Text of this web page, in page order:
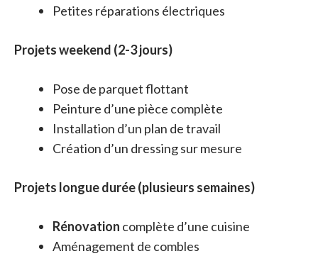
Petites réparations électriques
Projets weekend (2-3 jours)
Pose de parquet flottant
Peinture d’une pièce complète
Installation d’un plan de travail
Création d’un dressing sur mesure
Projets longue durée (plusieurs semaines)
Rénovation complète d’une cuisine
Aménagement de combles